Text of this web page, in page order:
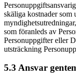
skäliga kostnader
som föranleds av
Personuppgifter eller
utsträckning
5.3 Ansvar